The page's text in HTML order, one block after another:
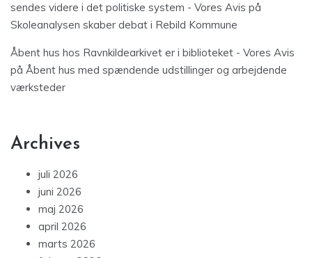
sendes videre i det politiske system - Vores Avis på
Skoleanalysen skaber debat i Rebild Kommune
Åbent hus hos Ravnkildearkivet er i biblioteket - Vores Avis
på Åbent hus med spændende udstillinger og arbejdende
værksteder
Archives
juli 2026
juni 2026
maj 2026
april 2026
marts 2026